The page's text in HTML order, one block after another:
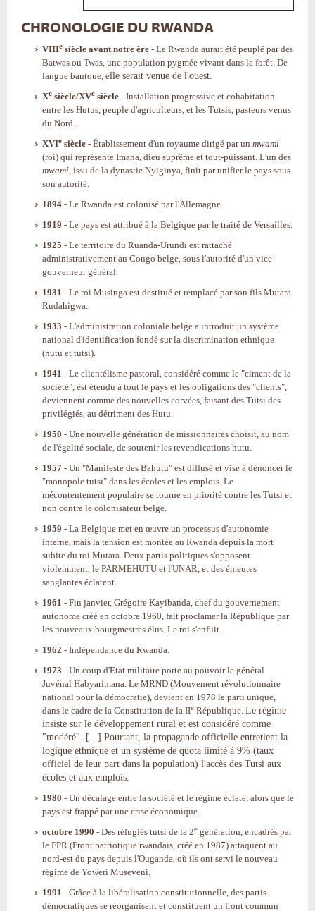
CHRONOLOGIE DU RWANDA
VIIIe siècle avant notre ère - Le Rwanda aurait été peuplé par des
Batwas ou Twas, une population pygmée vivant dans la forêt. De
langue bantoue, elle serait venue de l'ouest.
Xe siècle/XVe siècle - Installation progressive et cohabitation
entre les Hutus, peuple d'agriculteurs, et les Tutsis, pasteurs venus
du Nord.
XVIe siècle - Établissement d'un royaume dirigé par un mwami
(roi) qui représente Imana, dieu suprême et tout-puissant. L'un des
mwami, issu de la dynastie Nyiginya, finit par unifier le pays sous
son autorité.
1894 - Le Rwanda est colonisé par l'Allemagne.
1919 - Le pays est attribué à la Belgique par le traité de Versailles.
1925 - Le territoire du Ruanda-Urundi est rattaché
administrativement au Congo belge, sous l'autorité d'un vice-
gouverneur général.
1931 - Le roi Musinga est destitué et remplacé par son fils Mutara
Rudahigwa.
1933 - L'administration coloniale belge a introduit un système
national d'identification fondé sur la discrimination ethnique
(hutu et tutsi).
1941 - Le clientélisme pastoral, considéré comme le "ciment de la
société", est étendu à tout le pays et les obligations des "clients",
deviennent comme des nouvelles corvées, faisant des Tutsi des
privilégiés, au détriment des Hutu.
1950 - Une nouvelle génération de missionnaires choisit, au nom
de l'égalité sociale, de soutenir les revendications hutu.
1957 - Un "Manifeste des Bahutu" est diffusé et vise à dénoncer le
"monopole tutsi" dans les écoles et les emplois. Le
mécontentement populaire se tourne en priorité contre les Tutsi et
non contre le colonisateur belge.
1959 - La Belgique met en œuvre un processus d'autonomie
interne, mais la tension est montée au Rwanda depuis la mort
subite du roi Mutara. Deux partis politiques s'opposent
violemment, le PARMEHUTU et l'UNAR, et des émeutes
sanglantes éclatent.
1961 - Fin janvier, Grégoire Kayibanda, chef du gouvernement
autonome créé en octobre 1960, fait proclamer la République par
les nouveaux bourgmestres élus. Le roi s'enfuit.
1962 - Indépendance du Rwanda.
1973 - Un coup d'Etat militaire porte au pouvoir le général
Juvénal Habyarimana. Le MRND (Mouvement révolutionnaire
national pour la démocratie), devient en 1978 le parti unique,
dans le cadre de la Constitution de la IIe République. Le régime
insiste sur le développement rural et est considéré comme
"modéré". [...] Pourtant, la propagande officielle entretient la
logique ethnique et un système de quota limité à 9% (taux
officiel de leur part dans la population) l'accès des Tutsi aux
écoles et aux emplois.
1980 - Un décalage entre la société et le régime éclate, alors que le
pays est frappé par une crise économique.
octobre 1990 - Des réfugiés tutsi de la 2e génération, encadrés par
le FPR (Front patriotique rwandais, créé en 1987) attaquent au
nord-est du pays depuis l'Ouganda, où ils ont servi le nouveau
régime de Yoweri Museveni.
1991 - Grâce à la libéralisation constitutionnelle, des partis
démocratiques se réorganisent et constituent un front commun